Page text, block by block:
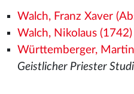
Walch, Franz Xaver
Walch, Nikolaus (1742)
Württemberger,
Geistlicher Priester